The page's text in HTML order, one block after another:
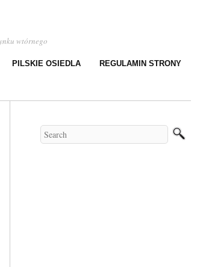
wtórnego
PILSKIE OSIEDLA REGULAMIN STRONY